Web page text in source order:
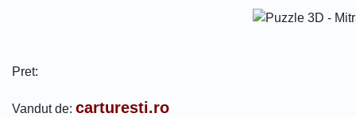
Pret:
Vandut de: carturesti.ro